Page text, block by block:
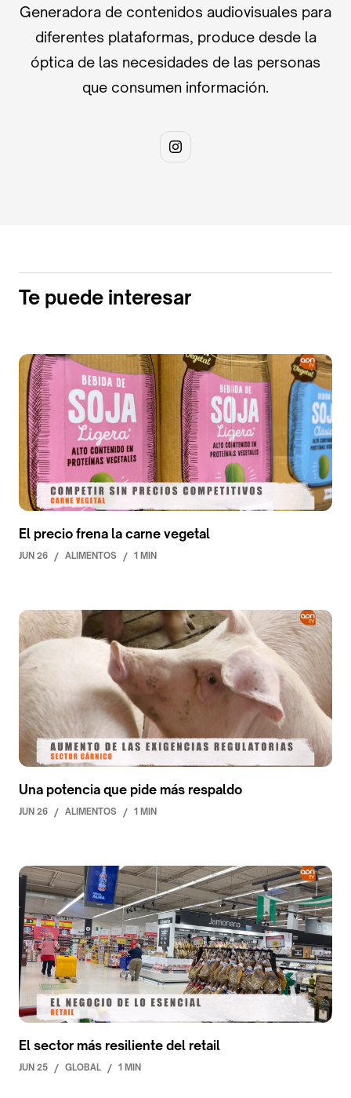
Generadora de contenidos audiovisuales para
diferentes plataformas, produce desde la
óptica de las necesidades de las personas
que consumen información.
Te puede interesar
El precio frena la carne vegetal
JUN 26 / ALIMENTOS / 1 MIN
Una potencia que pide más respaldo
JUN 26 / ALIMENTOS / 1 MIN
El sector más resiliente del retail
JUN 25 / GLOBAL / 1 MIN